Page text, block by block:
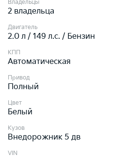
Владельцы
2 владельца
Двигатель
2.0 л / 149 л.c. / Бензин
КПП
Автоматическая
Привод
Полный
Цвет
Белый
Кузов
Внедорожник 5 дв
VIN